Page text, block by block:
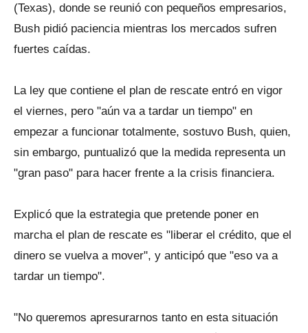
(Texas), donde se reunió con pequeños empresarios,
Bush pidió paciencia mientras los mercados sufren
fuertes caídas.
La ley que contiene el plan de rescate entró en vigor
el viernes, pero "aún va a tardar un tiempo" en
empezar a funcionar totalmente, sostuvo Bush, quien,
sin embargo, puntualizó que la medida representa un
"gran paso" para hacer frente a la crisis financiera.
Explicó que la estrategia que pretende poner en
marcha el plan de rescate es "liberar el crédito, que el
dinero se vuelva a mover", y anticipó que "eso va a
tardar un tiempo".
"No queremos apresurarnos tanto en esta situación